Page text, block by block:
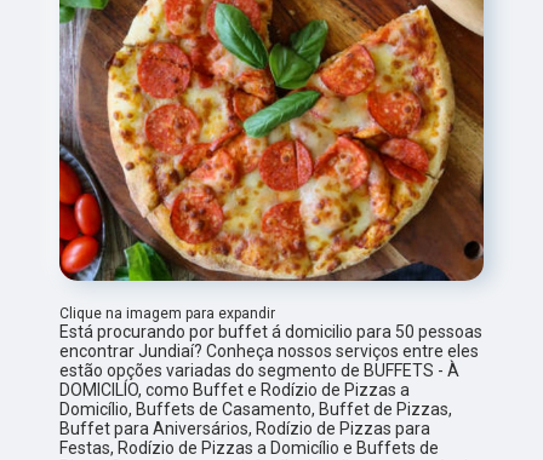
Clique na imagem para expandir
Está procurando por buffet á domicilio para 50 pessoas
encontrar Jundiaí? Conheça nossos serviços entre eles
estão opções variadas do segmento de BUFFETS - À
DOMICILÍO, como Buffet e Rodízio de Pizzas a
Domicílio, Buffets de Casamento, Buffet de Pizzas,
Buffet para Aniversários, Rodízio de Pizzas para
Festas, Rodízio de Pizzas a Domicílio e Buffets de